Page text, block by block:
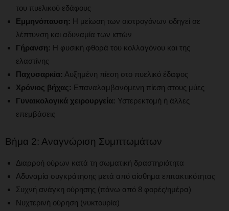
του πυελικού εδάφους
Εμμηνόπαυση: Η μείωση των οιστρογόνων οδηγεί σε
λέπτυνση και αδυναμία των ιστών
Γήρανση: Η φυσική φθορά του κολλαγόνου και της
ελαστίνης
Παχυσαρκία: Αυξημένη πίεση στο πυελικό έδαφος
Χρόνιος βήχας: Επαναλαμβανόμενη πίεση στους μύες
Γυναικολογικά χειρουργεία: Υστερεκτομή ή άλλες
επεμβάσεις
Βήμα 2: Αναγνώριση Συμπτωμάτων
Διαρροή ούρων κατά τη σωματική δραστηριότητα
Αδυναμία συγκράτησης μετά από αίσθημα επιτακτικότητας
Συχνή ανάγκη ούρησης (πάνω από 8 φορές/ημέρα)
Νυχτερινή ούρηση (νυκτουρία)